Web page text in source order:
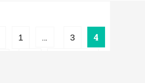
1 … 3 4